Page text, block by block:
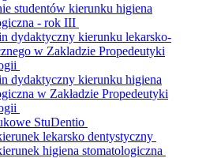
studentów kierunku higiena
- rok III
dydaktyczny kierunku lekarsko-
w Zakladzie Propedeutyki
dydaktyczny kierunku higiena
w Zakładzie Propedeutyki
StuDentio
lekarsko dentystyczny
higiena stomatologiczna